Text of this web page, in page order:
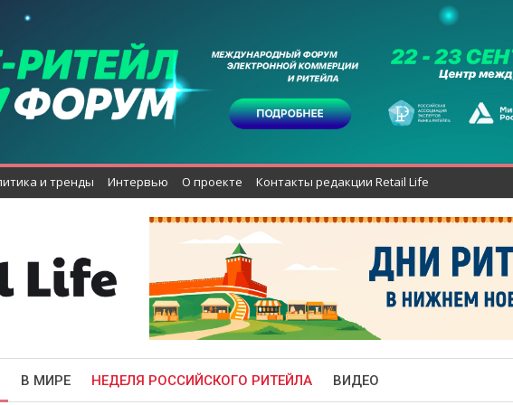
и тренды Интервью О проекте Контакты редакции Retail Life
В МИРЕ НЕДЕЛЯ РОССИЙСКОГО РИТЕЙЛА ВИДЕО